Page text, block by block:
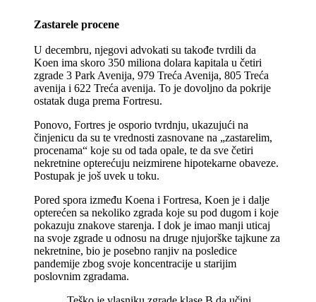
Zastarele procene
U decembru, njegovi advokati su takođe tvrdili da
Koen ima skoro 350 miliona dolara kapitala u četiri
zgrade 3 Park Avenija, 979 Treća Avenija, 805 Treća
avenija i 622 Treća avenija. To je dovoljno da pokrije
ostatak duga prema Fortresu.
Ponovo, Fortres je osporio tvrdnju, ukazujući na
činjenicu da su te vrednosti zasnovane na „zastarelim,
procenama“ koje su od tada opale, te da sve četiri
nekretnine opterećuju neizmirene hipotekarne obaveze.
Postupak je još uvek u toku.
Pored spora između Koena i Fortresa, Koen je i dalje
opterećen sa nekoliko zgrada koje su pod dugom i koje
pokazuju znakove starenja. I dok je imao manji uticaj
na svoje zgrade u odnosu na druge njujorške tajkune za
nekretnine, bio je posebno ranjiv na posledice
pandemije zbog svoje koncentracije u starijim
poslovnim zgradama.